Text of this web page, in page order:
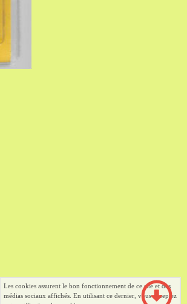
Les cookies assurent le bon fonctionnement de ce site et des
médias sociaux affichés. En utilisant ce dernier, vous acceptez